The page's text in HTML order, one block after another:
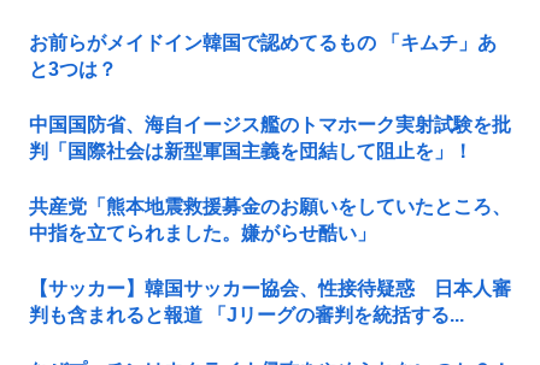
お前らがメイドイン韓国で認めてるもの 「キムチ」あ
と3つは？
中国国防省、海自イージス艦のトマホーク実射試験を批
判「国際社会は新型軍国主義を団結して阻止を」！
共産党「熊本地震救援募金のお願いをしていたところ、
中指を立てられました。嫌がらせ酷い」
【サッカー】韓国サッカー協会、性接待疑惑 日本人審
判も含まれると報道 「Jリーグの審判を統括する...